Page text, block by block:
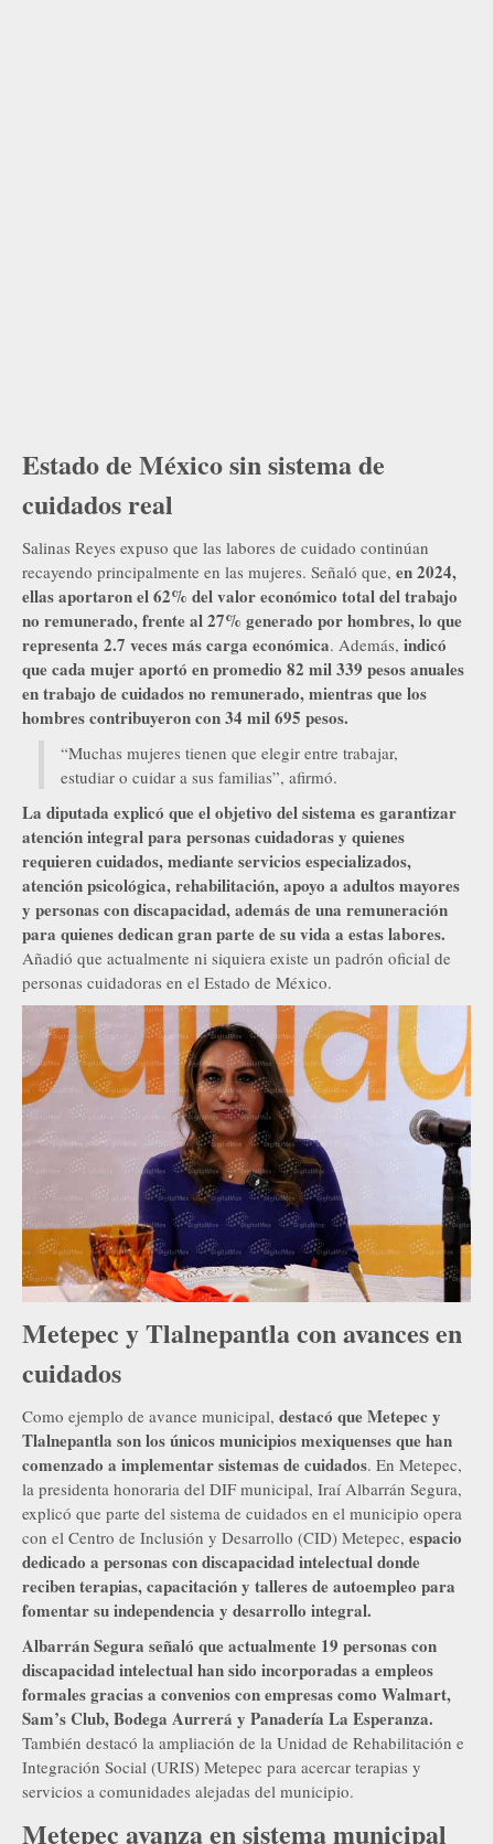
Estado de México sin sistema de
cuidados real
Salinas Reyes expuso que las labores de cuidado continúan
recayendo principalmente en las mujeres. Señaló que, en 2024,
ellas aportaron el 62% del valor económico total del trabajo
no remunerado, frente al 27% generado por hombres, lo que
representa 2.7 veces más carga económica. Además, indicó
que cada mujer aportó en promedio 82 mil 339 pesos anuales
en trabajo de cuidados no remunerado, mientras que los
hombres contribuyeron con 34 mil 695 pesos.
“Muchas mujeres tienen que elegir entre trabajar,
estudiar o cuidar a sus familias”, afirmó.
La diputada explicó que el objetivo del sistema es garantizar
atención integral para personas cuidadoras y quienes
requieren cuidados, mediante servicios especializados,
atención psicológica, rehabilitación, apoyo a adultos mayores
y personas con discapacidad, además de una remuneración
para quienes dedican gran parte de su vida a estas labores.
Añadió que actualmente ni siquiera existe un padrón oficial de
personas cuidadoras en el Estado de México.
Metepec y Tlalnepantla con avances en
cuidados
Como ejemplo de avance municipal, destacó que Metepec y
Tlalnepantla son los únicos municipios mexiquenses que han
comenzado a implementar sistemas de cuidados. En Metepec,
la presidenta honoraria del DIF municipal, Iraí Albarrán Segura,
explicó que parte del sistema de cuidados en el municipio opera
con el Centro de Inclusión y Desarrollo (CID) Metepec, espacio
dedicado a personas con discapacidad intelectual donde
reciben terapias, capacitación y talleres de autoempleo para
fomentar su independencia y desarrollo integral.
Albarrán Segura señaló que actualmente 19 personas con
discapacidad intelectual han sido incorporadas a empleos
formales gracias a convenios con empresas como Walmart,
Sam’s Club, Bodega Aurrerá y Panadería La Esperanza.
También destacó la ampliación de la Unidad de Rehabilitación e
Integración Social (URIS) Metepec para acercar terapias y
servicios a comunidades alejadas del municipio.
Metepec avanza en sistema municipal